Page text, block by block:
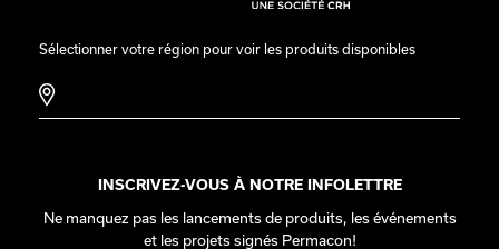
Sélectionner votre région pour voir les produits disponibles
INSCRIVEZ-VOUS À NOTRE INFOLETTRE
Ne manquez pas les lancements de produits, les événements
et les projets signés Permacon!